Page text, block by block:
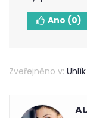
Ano (0)
Zveřejněno v: